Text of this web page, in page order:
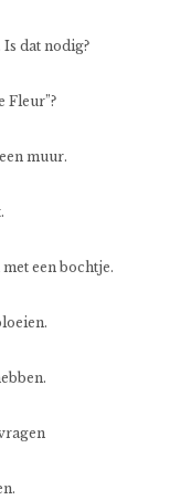
Is dat nodig?
Fleur”?
muur.
een bochtje.